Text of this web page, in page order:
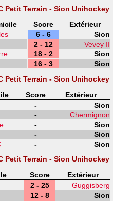
Petit Terrain - Sion Unihockey
Score
Extérieur
6 - 6
Sion
2 - 12
Vevey II
18 - 2
Sion
16 - 3
Sion
Petit Terrain - Sion Unihockey
Score
Extérieur
-
Sion
-
Chermignon
-
Sion
-
Sion
-
Sion
Petit Terrain - Sion Unihockey
Score
Extérieur
2 - 25
Guggisberg
12 - 8
Sion